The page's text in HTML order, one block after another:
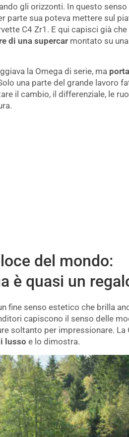
gli orizzonti. In questo senso
parte sua poteva mettere sul
C4 Zr1. E qui capisci già che
di una supercar montato su
la Omega di serie, ma
una parte del grande lavoro
il cambio, il differenziale, le
del mondo:
è quasi un
fine senso estetico che brilla
capiscono il senso delle
soltanto per impressionare. La
lusso e lo dimostra.